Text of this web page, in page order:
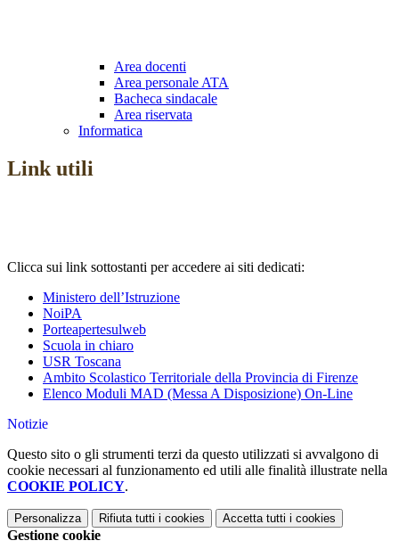
Area docenti
Area personale ATA
Bacheca sindacale
Area riservata
Informatica
Link utili
Clicca sui link sottostanti per accedere ai siti dedicati:
Ministero dell’Istruzione
NoiPA
Porteapertesulweb
Scuola in chiaro
USR Toscana
Ambito Scolastico Territoriale della Provincia di Firenze
Elenco Moduli MAD (Messa A Disposizione) On-Line
Notizie
Questo sito o gli strumenti terzi da questo utilizzati si avvalgono di
cookie necessari al funzionamento ed utili alle finalità illustrate nella
COOKIE POLICY.
Personalizza Rifiuta tutti i cookies Accetta tutti i cookies
Gestione cookie